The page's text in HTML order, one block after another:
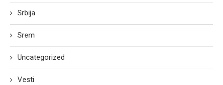
Srbija
Srem
Uncategorized
Vesti